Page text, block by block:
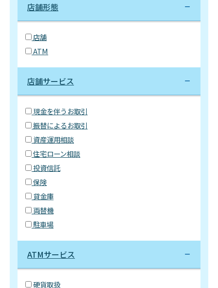
店舗形態
店舗
ATM
店舗サービス
現金を伴うお取引
振替によるお取引
資産運用相談
住宅ローン相談
投資信託
保険
貸金庫
両替機
駐車場
ATMサービス
硬貨取扱